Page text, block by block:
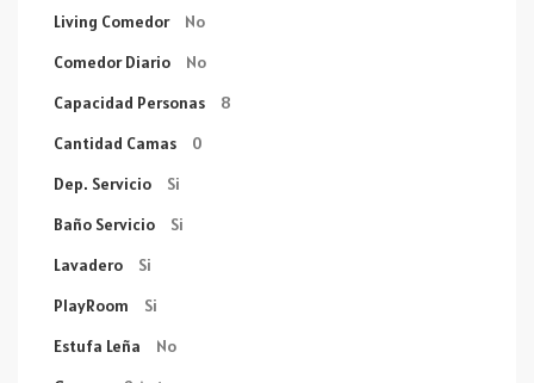
Living Comedor
No
Comedor Diario
No
Capacidad Personas
8
Cantidad Camas
0
Dep. Servicio
Si
Baño Servicio
Si
Lavadero
Si
PlayRoom
Si
Estufa Leña
No